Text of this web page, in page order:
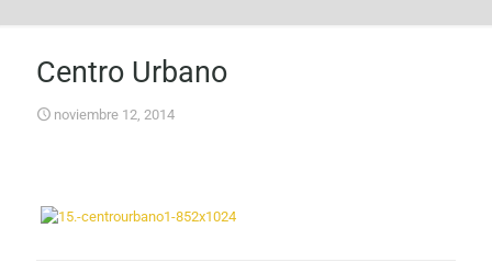
Centro Urbano
noviembre 12, 2014